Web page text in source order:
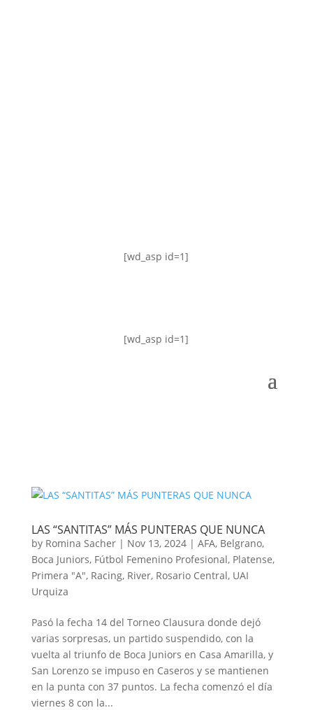
[wd_asp id=1]
[wd_asp id=1]
LAS “SANTITAS” MÁS PUNTERAS QUE NUNCA
by Romina Sacher| Nov 13, 2024| AFA, Belgrano,
Boca Juniors, Fútbol Femenino Profesional, Platense,
Primera "A", Racing, River, Rosario Central, UAI
Urquiza
Pasó la fecha 14 del Torneo Clausura donde dejó
varias sorpresas, un partido suspendido, con la
vuelta al triunfo de Boca Juniors en Casa Amarilla, y
San Lorenzo se impuso en Caseros y se mantienen
en la punta con 37 puntos. La fecha comenzó el día
viernes 8 con la...